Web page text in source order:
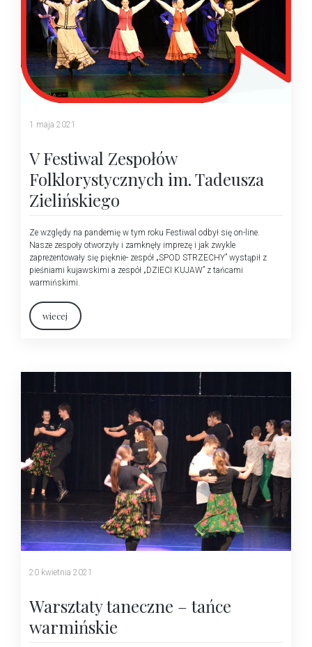
1 maja 2021
V Festiwal Zespołów
Folklorystycznych im. Tadeusza
Zielińskiego
Ze względy na pandemię w tym roku Festiwal odbył się on-line.
Nasze zespoły otworzyły i zamknęły imprezę i jak zwykle
zaprezentowały się pięknie- zespół „SPOD STRZECHY” wystąpił z
pieśniami kujawskimi a zespół „DZIECI KUJAW” z tańcami
warmińskimi.
wiecej
20 kwietnia 2021
Warsztaty taneczne – tańce
warmińskie